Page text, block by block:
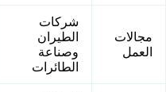
مجالات
العمل
شركات
الطيران
وصناعة
الطائرات